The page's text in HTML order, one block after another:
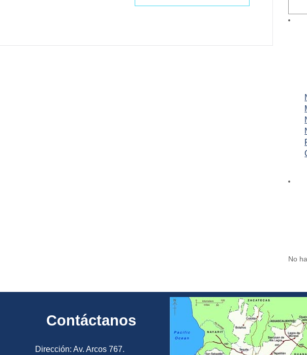
No
Contáctanos
Dirección: Av. Arcos 767.